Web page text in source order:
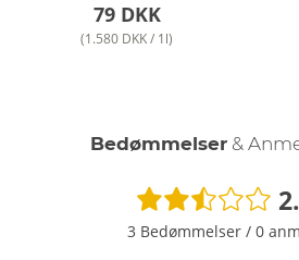
79 DKK
(1.580 DKK / 1l)
Bedømmelser &
3 Bedømmelser / 0